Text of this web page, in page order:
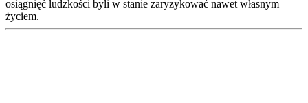
osiągnięć ludzkości byli w stanie zaryzykować nawet własnym
życiem.